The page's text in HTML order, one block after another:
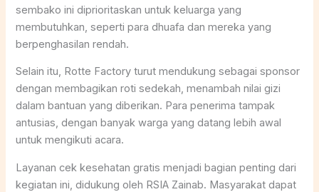
sembako ini diprioritaskan untuk keluarga yang
membutuhkan, seperti para dhuafa dan mereka yang
berpenghasilan rendah.
Selain itu, Rotte Factory turut mendukung sebagai sponsor
dengan membagikan roti sedekah, menambah nilai gizi
dalam bantuan yang diberikan. Para penerima tampak
antusias, dengan banyak warga yang datang lebih awal
untuk mengikuti acara.
Layanan cek kesehatan gratis menjadi bagian penting dari
kegiatan ini, didukung oleh RSIA Zainab. Masyarakat dapat